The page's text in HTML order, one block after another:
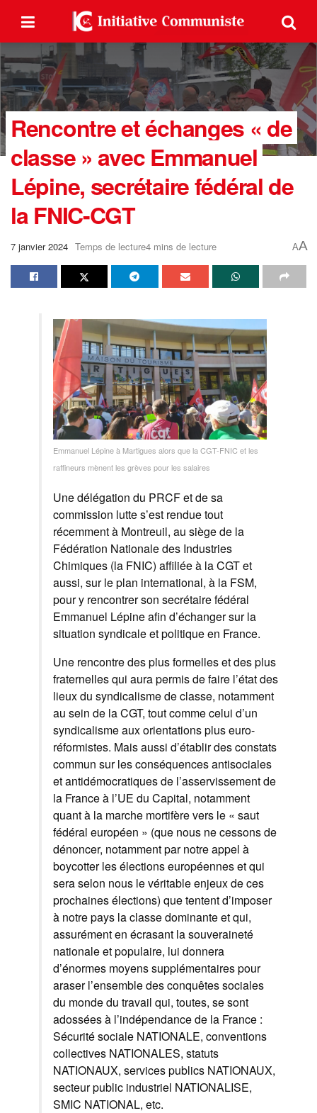
Rencontre et échanges « de
classe » avec Emmanuel
Lépine, secrétaire fédéral de
la FNIC-CGT
7 janvier 2024 Temps de lecture4 mins de lecture AA
Emmanuel Lépine à Martigues alors que la CGT-FNIC et les
raffineurs mènent les grèves pour les salaires
Une délégation du PRCF et de sa
commission lutte s’est rendue tout
récemment à Montreuil, au siège de la
Fédération Nationale des Industries
Chimiques (la FNIC) affiliée à la CGT et
aussi, sur le plan international, à la FSM,
pour y rencontrer son secrétaire fédéral
Emmanuel Lépine afin d’échanger sur la
situation syndicale et politique en France.
Une rencontre des plus formelles et des plus
fraternelles qui aura permis de faire l’état des
lieux du syndicalisme de classe, notamment
au sein de la CGT, tout comme celui d’un
syndicalisme aux orientations plus euro-
réformistes. Mais aussi d’établir des constats
commun sur les conséquences antisociales
et antidémocratiques de l’asservissement de
la France à l’UE du Capital, notamment
quant à la marche mortifère vers le « saut
fédéral européen » (que nous ne cessons de
dénoncer, notamment par notre appel à
boycotter les élections européennes et qui
sera selon nous le véritable enjeux de ces
prochaines élections) que tentent d’imposer
à notre pays la classe dominante et qui,
assurément en écrasant la souveraineté
nationale et populaire, lui donnera
d’énormes moyens supplémentaires pour
araser l’ensemble des conquêtes sociales
du monde du travail qui, toutes, se sont
adossées à l’indépendance de la France :
Sécurité sociale NATIONALE, conventions
collectives NATIONALES, statuts
NATIONAUX, services publics NATIONAUX,
secteur public industriel NATIONALISE,
SMIC NATIONAL, etc.